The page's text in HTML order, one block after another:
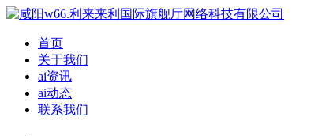
首页
关于我们
ai资讯
ai动态
联系我们